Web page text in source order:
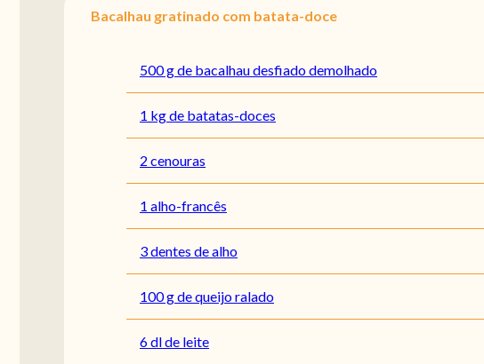
Bacalhau gratinado com batata-doce
500 g de bacalhau desfiado demolhado
1 kg de batatas-doces
2 cenouras
1 alho-francês
3 dentes de alho
100 g de queijo ralado
6 dl de leite